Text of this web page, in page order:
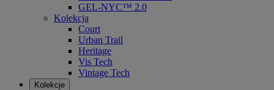
GEL-NYC™ 2.0
Kolekcja
Court
Urban Trail
Heritage
Vis Tech
Vintage Tech
Kolekcje